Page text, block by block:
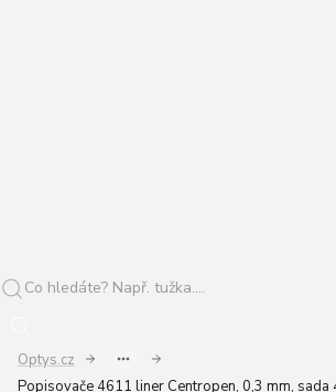
Optys.cz
Popisovače 4611 liner Centropen, 0,3 mm, sada